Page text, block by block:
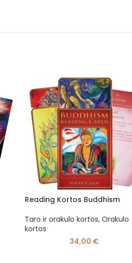
Reading Kortos Buddhism
Taro ir orakulo kortos, Orakulo
kortos
34,00 €